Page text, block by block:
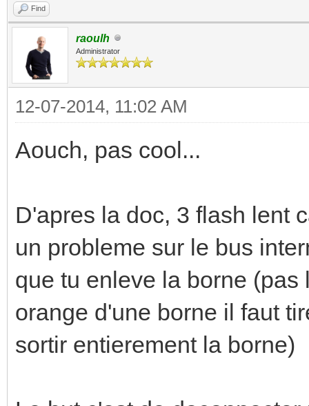
Find
raoulh
Administrator
12-07-2014, 11:02 AM
Aouch, pas cool...
D'apres la doc, 3 flash lent
un probleme sur le bus
que tu enleve la borne
orange d'une borne il faut
sortir entierement la borne)